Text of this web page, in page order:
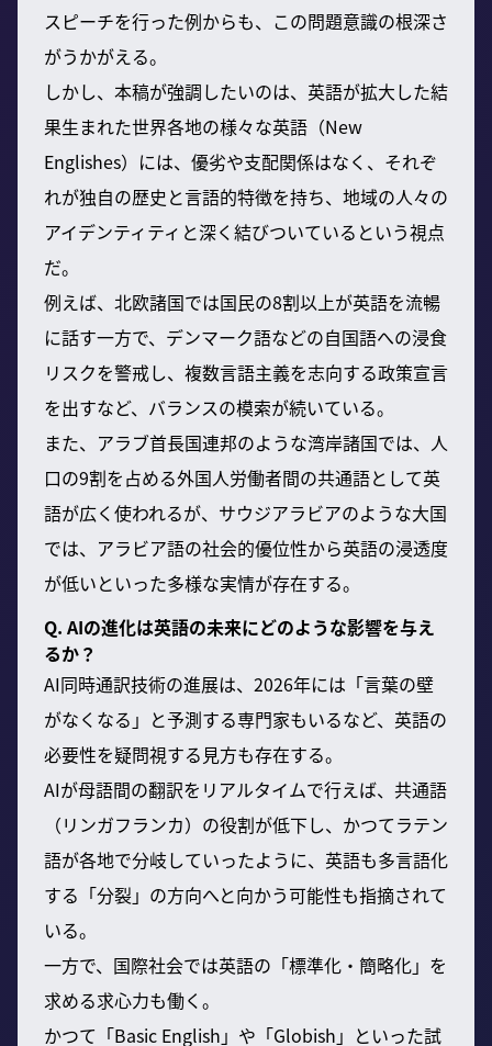
スピーチを行った例からも、この問題意識の根深さ
がうかがえる。
しかし、本稿が強調したいのは、英語が拡大した結
果生まれた世界各地の様々な英語（New
Englishes）には、優劣や支配関係はなく、それぞ
れが独自の歴史と言語的特徴を持ち、地域の人々の
アイデンティティと深く結びついているという視点
だ。
例えば、北欧諸国では国民の8割以上が英語を流暢
に話す一方で、デンマーク語などの自国語への浸食
リスクを警戒し、複数言語主義を志向する政策宣言
を出すなど、バランスの模索が続いている。
また、アラブ首長国連邦のような湾岸諸国では、人
口の9割を占める外国人労働者間の共通語として英
語が広く使われるが、サウジアラビアのような大国
では、アラビア語の社会的優位性から英語の浸透度
が低いといった多様な実情が存在する。
Q. AIの進化は英語の未来にどのような影響を与え
るか？
AI同時通訳技術の進展は、2026年には「言葉の壁
がなくなる」と予測する専門家もいるなど、英語の
必要性を疑問視する見方も存在する。
AIが母語間の翻訳をリアルタイムで行えば、共通語
（リンガフランカ）の役割が低下し、かつてラテン
語が各地で分岐していったように、英語も多言語化
する「分裂」の方向へと向かう可能性も指摘されて
いる。
一方で、国際社会では英語の「標準化・簡略化」を
求める求心力も働く。
かつて「Basic English」や「Globish」といった試